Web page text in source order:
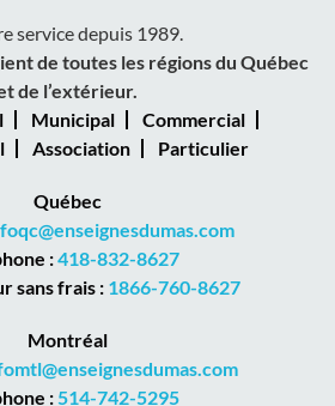
service depuis 1989.
de toutes les régions du Québec
de l’extérieur.
Municipal
Commercial
Association Particulier
Québec
:418-832-8627
sans frais : 1866-760-8627
Montréal
: 514-742-5295